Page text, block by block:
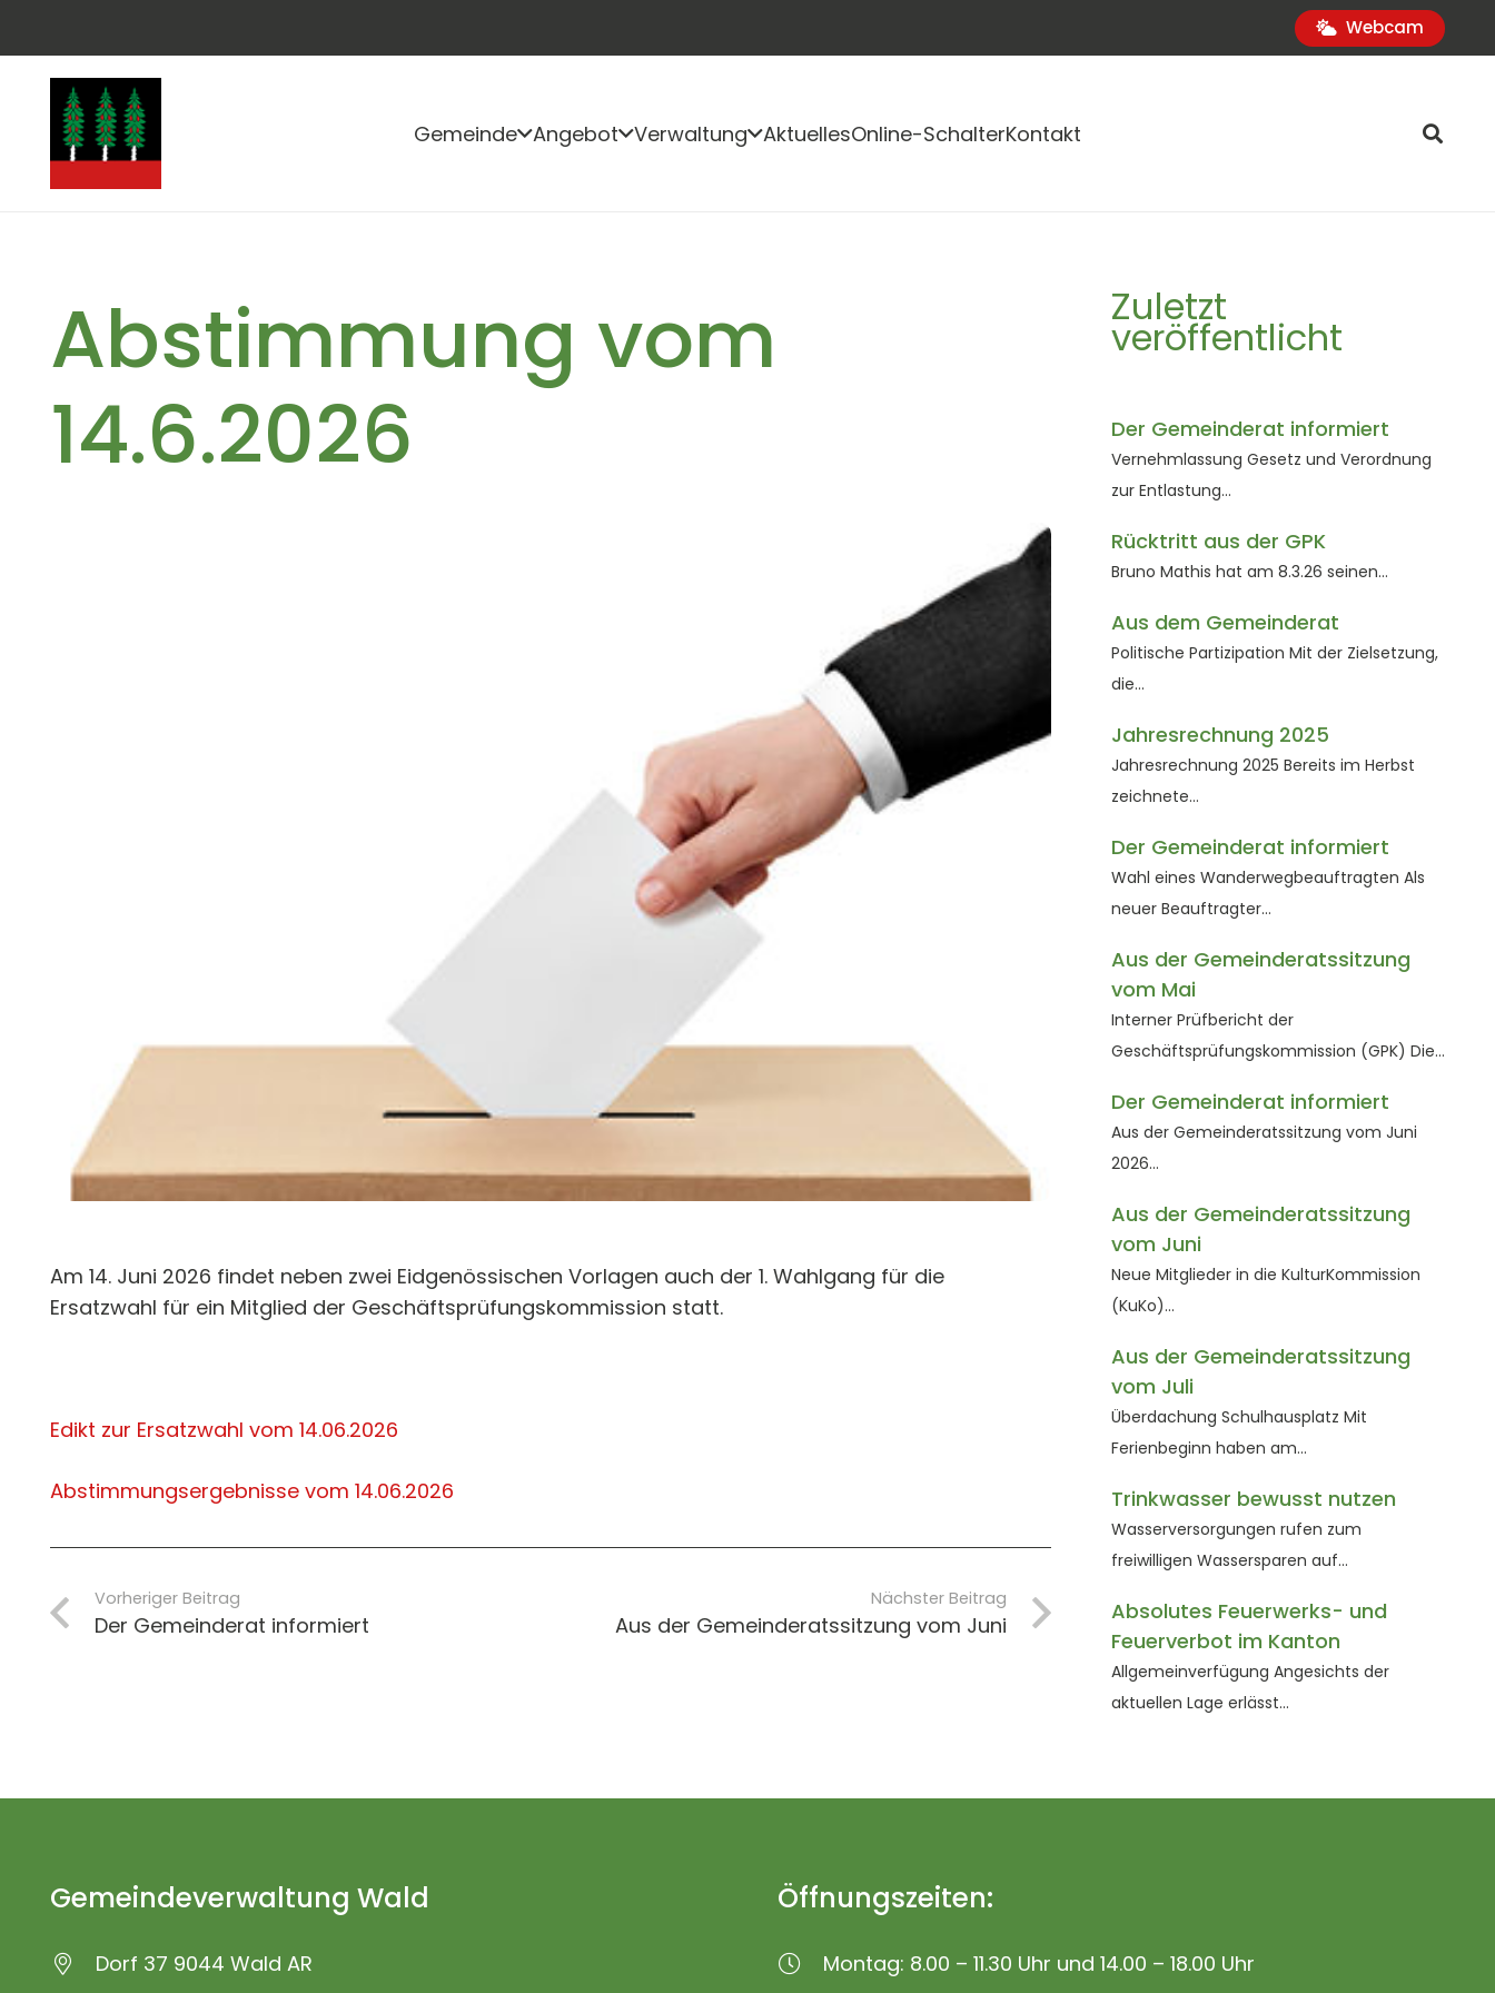
Webcam
Gemeinde Angebot Verwaltung AktuellesOnline-SchalterKontakt
Abstimmung vom
14.6.2026
Am 14. Juni 2026 findet neben zwei Eidgenössischen Vorlagen auch der 1. Wahlgang für die
Ersatzwahl für ein Mitglied der Geschäftsprüfungskommission statt.
Edikt zur Ersatzwahl vom 14.06.2026
Abstimmungsergebnisse vom 14.06.2026
Vorheriger Beitrag
Der Gemeinderat informiert
Nächster Beitrag
Aus der Gemeinderatssitzung vom Juni
Zuletzt
veröffentlicht
Der Gemeinderat informiert
Vernehmlassung Gesetz und Verordnung
zur Entlastung…
Rücktritt aus der GPK
Bruno Mathis hat am 8.3.26 seinen…
Aus dem Gemeinderat
Politische Partizipation Mit der Zielsetzung,
die…
Jahresrechnung 2025
Jahresrechnung 2025 Bereits im Herbst
zeichnete…
Der Gemeinderat informiert
Wahl eines Wanderwegbeauftragten Als
neuer Beauftragter…
Aus der Gemeinderatssitzung
vom Mai
Interner Prüfbericht der
Geschäftsprüfungskommission (GPK) Die…
Der Gemeinderat informiert
Aus der Gemeinderatssitzung vom Juni
2026…
Aus der Gemeinderatssitzung
vom Juni
Neue Mitglieder in die KulturKommission
(KuKo)…
Aus der Gemeinderatssitzung
vom Juli
Überdachung Schulhausplatz Mit
Ferienbeginn haben am…
Trinkwasser bewusst nutzen
Wasserversorgungen rufen zum
freiwilligen Wassersparen auf…
Absolutes Feuerwerks- und
Feuerverbot im Kanton
Allgemeinverfügung Angesichts der
aktuellen Lage erlässt…
Gemeindeverwaltung Wald
Dorf 37 9044 Wald AR
Öffnungszeiten:
Montag: 8.00 – 11.30 Uhr und 14.00 – 18.00 Uhr